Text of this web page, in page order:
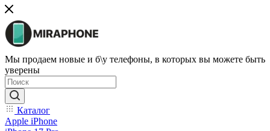
Мы продаем новые и б\у телефоны, в которых вы можете быть
уверены
Каталог
Apple iPhone